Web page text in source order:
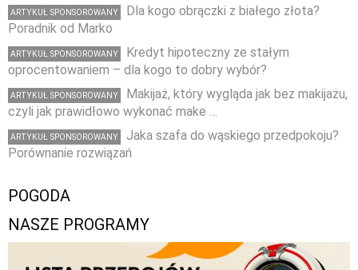
ARTYKUŁ SPONSOROWANY
Dla kogo obrączki z białego złota?
Poradnik od Marko
ARTYKUŁ SPONSOROWANY
Kredyt hipoteczny ze stałym
oprocentowaniem – dla kogo to dobry wybór?
ARTYKUŁ SPONSOROWANY
Makijaż, który wygląda jak bez makijażu,
czyli jak prawidłowo wykonać make …
ARTYKUŁ SPONSOROWANY
Jaka szafa do wąskiego przedpokoju?
Porównanie rozwiązań
POGODA
NASZE PROGRAMY